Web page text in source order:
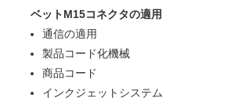
ベットM15コネクタの適用
通信の適用
製品コード化機械
商品コード
インクジェットシステム